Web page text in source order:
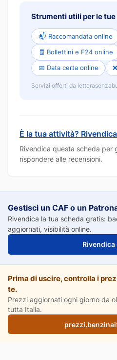
Strumenti utili per le
📬 Raccomandata online
🧾 Bollettini e F24 online
📅 Data certa online
Servizi offerti da
È la tua attività?
Rivendica questa scheda per
rispondere alle recensioni.
Gestisci un CAF o un
Rivendica la tua scheda gratis:
aggiornati, visibilità online.
Prima di uscire, controlla i
te.
Prezzi aggiornati ogni giorno da
tutta Italia.